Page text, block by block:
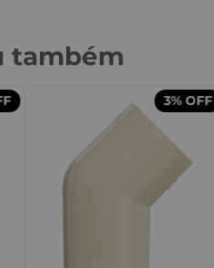
também
3%OFF